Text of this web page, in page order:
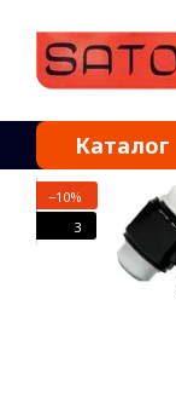
Каталог
−10%
3